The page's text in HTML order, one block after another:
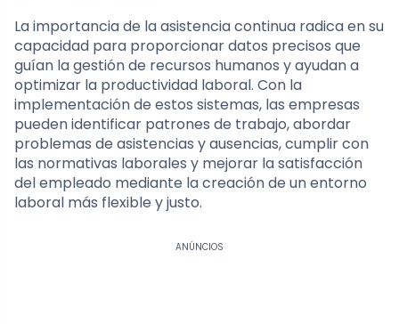
La importancia de la asistencia continua radica en su
capacidad para proporcionar datos precisos que
guían la gestión de recursos humanos y ayudan a
optimizar la productividad laboral. Con la
implementación de estos sistemas, las empresas
pueden identificar patrones de trabajo, abordar
problemas de asistencias y ausencias, cumplir con
las normativas laborales y mejorar la satisfacción
del empleado mediante la creación de un entorno
laboral más flexible y justo.
ANÚNCIOS